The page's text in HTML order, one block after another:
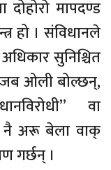
दोहोरो मापदण्ड
हो । संविधानले
सुनिश्चित
ओली बोल्छन्,
वा
नै अरू बेला वाक्
गर्छन् ।